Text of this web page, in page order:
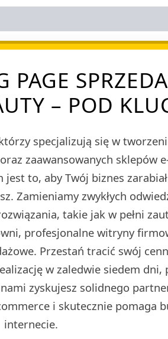
PAGE
– POD
specjalizują się w
zaawansowanych sklepów
to, aby Twój biznes
Zamieniamy zwykłych
takie jak w pełni
profesjonalne witryny
Przestań tracić swój
w zaledwie siedem dni,
zyskujesz solidnego
i skutecznie pomaga
internecie.